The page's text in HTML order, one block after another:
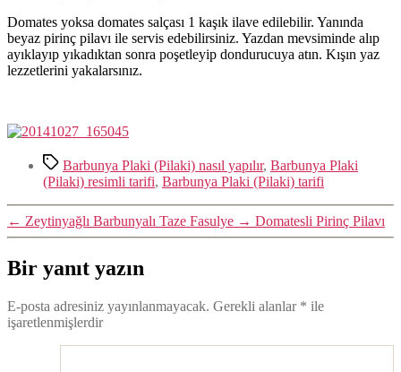
Domates yoksa domates salçası 1 kaşık ilave edilebilir. Yanında
beyaz pirinç pilavı ile servis edebilirsiniz. Yazdan mevsiminde alıp
ayıklayıp yıkadıktan sonra poşetleyip dondurucuya atın. Kışın yaz
lezzetlerini yakalarsınız.
Etiketler
Barbunya Plaki (Pilaki) nasıl yapılır, Barbunya Plaki
(Pilaki) resimli tarifi, Barbunya Plaki (Pilaki) tarifi
← Zeytinyağlı Barbunyalı Taze Fasulye → Domatesli Pirinç Pilavı
Bir yanıt yazın
E-posta adresiniz yayınlanmayacak. Gerekli alanlar * ile
işaretlenmişlerdir